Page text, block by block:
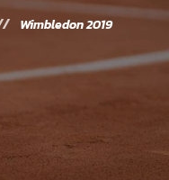
Wimbledon 2019